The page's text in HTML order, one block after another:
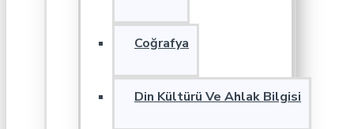
Coğrafya
Din Kültürü Ve Ahlak Bilgisi